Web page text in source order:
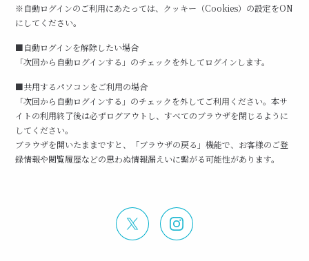
※自動ログインのご利用にあたっては、クッキー（Cookies）の設定をON
にしてください。
■自動ログインを解除したい場合
「次回から自動ログインする」のチェックを外してログインします。
■共用するパソコンをご利用の場合
「次回から自動ログインする」のチェックを外してご利用ください。本サ
イトの利用終了後は必ずログアウトし、すべてのブラウザを閉じるように
してください。
ブラウザを開いたままですと、「ブラウザの戻る」機能で、お客様のご登
録情報や閲覧履歴などの思わぬ情報漏えいに繋がる可能性があります。